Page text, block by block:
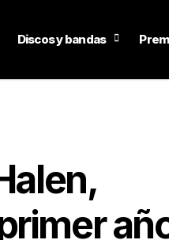
Discos y bandas